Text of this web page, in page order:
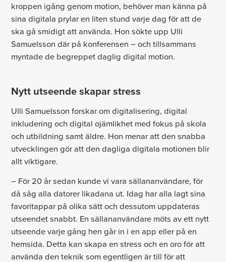
kroppen igång genom motion, behöver man känna på
sina digitala prylar en liten stund varje dag för att de
ska gå smidigt att använda. Hon sökte upp Ulli
Samuelsson där på konferensen – och tillsammans
myntade de begreppet daglig digital motion.
Nytt utseende skapar stress
Ulli Samuelsson forskar om digitalisering, digital
inkludering och digital ojämlikhet med fokus på skola
och utbildning samt äldre. Hon menar att den snabba
utvecklingen gör att den dagliga digitala motionen blir
allt viktigare.
– För 20 år sedan kunde vi vara sällananvändare, för
då såg alla datorer likadana ut. Idag har alla lagt sina
favoritappar på olika sätt och dessutom uppdateras
utseendet snabbt. En sällananvändare möts av ett nytt
utseende varje gång hen går in i en app eller på en
hemsida. Detta kan skapa en stress och en oro för att
använda den teknik som egentligen är till för att